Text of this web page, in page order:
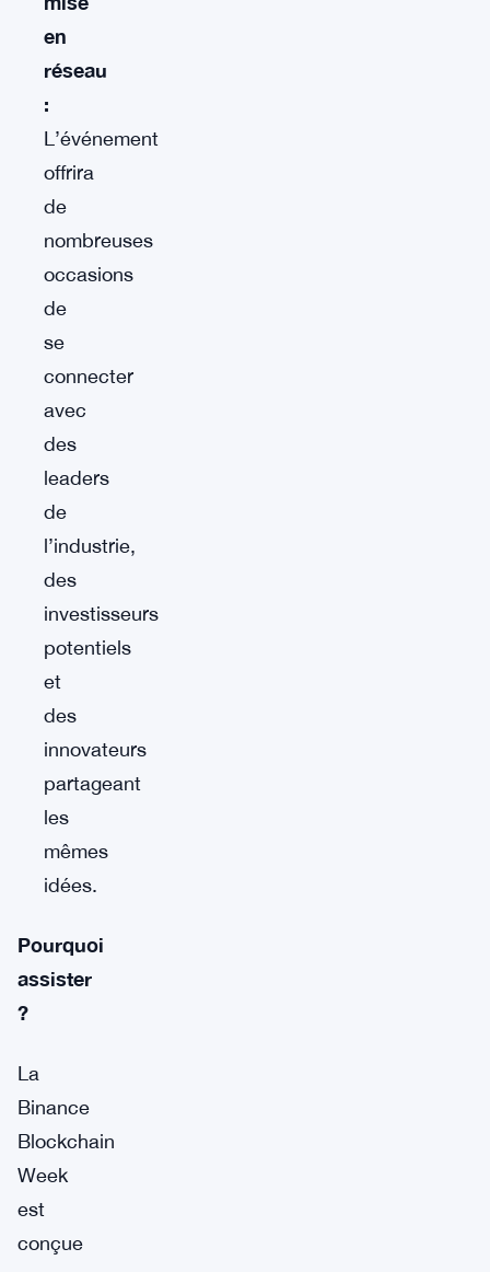
en
réseau
:
L’événement
offrira
de
nombreuses
occasions
de
se
connecter
avec
des
leaders
de
l’industrie,
des
investisseurs
potentiels
et
des
innovateurs
partageant
les
mêmes
idées.
Pourquoi
assister
?
La
Binance
Blockchain
Week
est
conçue